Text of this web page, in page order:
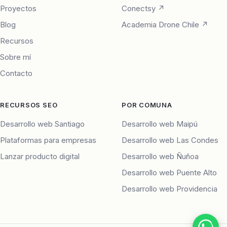
Proyectos
Blog
Recursos
Sobre mí
Contacto
Conectsy ↗
Academia Drone Chile ↗
RECURSOS SEO
Desarrollo web Santiago
Plataformas para empresas
Lanzar producto digital
POR COMUNA
Desarrollo web Maipú
Desarrollo web Las Condes
Desarrollo web Ñuñoa
Desarrollo web Puente Alto
Desarrollo web Providencia